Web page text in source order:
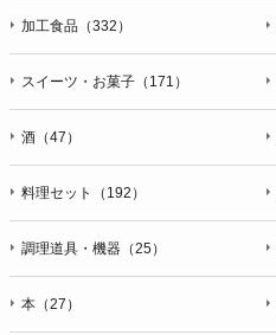
加工食品（332）
スイーツ・お菓子（171）
酒（47）
料理セット（192）
調理道具・機器（25）
本（27）